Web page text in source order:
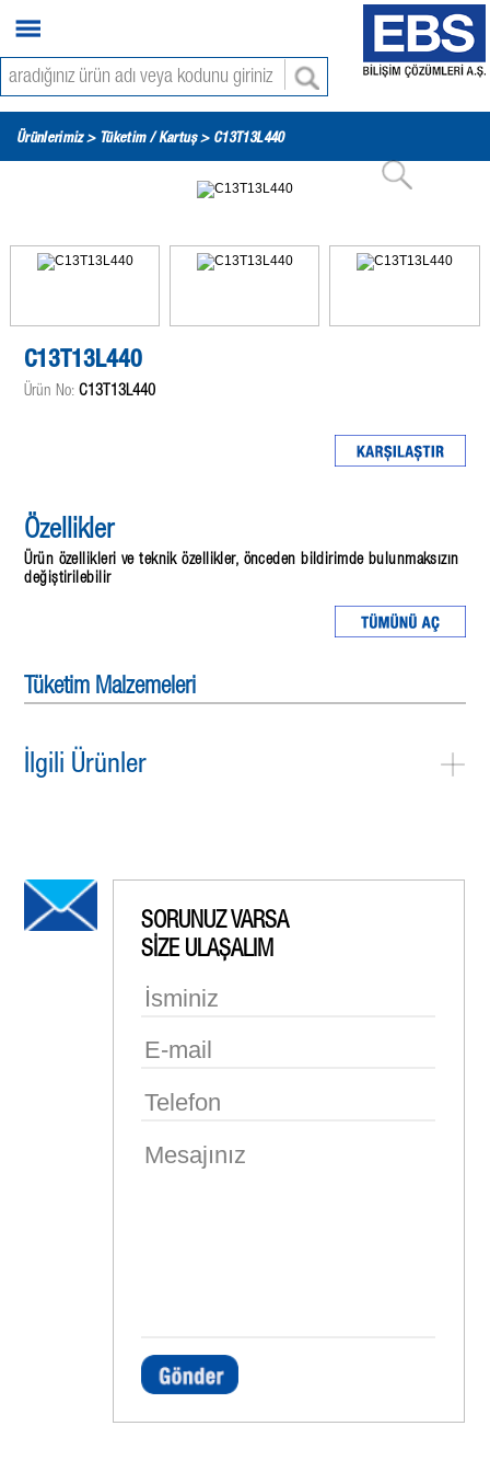
Ürünlerimiz > Tüketim / Kartuş> C13T13L440
C13T13L440
Ürün No:C13T13L440
Özellikler
Ürün özellikleri ve teknik özellikler, önceden bildirimde bulunmaksızın
değiştirilebilir
Tüketim Malzemeleri
İlgili Ürünler
SORUNUZ VARSA
SİZE ULAŞALIM